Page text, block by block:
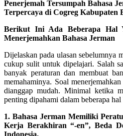
Penerjemah Tersumpah Bahasa
Terpercaya di Cogreg Kabupaten
Berikut Ini Ada Beberapa Hal
Menerjemahkan Bahasa Jerman
Dijelaskan pada ulasan sebelumnya
cukup sulit untuk dipelajari. Salah
banyak peraturan dan membuat
memahaminya. Soal
dianggap mudah. Minimal ketika
penting dipahami dalam beberapa
1. Bahasa Jerman Memiliki
Kerja Berakhiran “-en”, Beda
Indonesia.